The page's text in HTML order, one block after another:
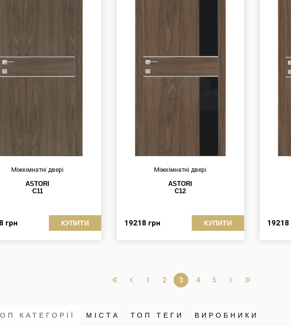
Міжкімнатні двері
ASTORI
C11
грн КУПИТИ
Міжкімнатні двері
ASTORI
C12
19218 грн КУПИТИ 19218
1 2 3 4 5
КАТЕГОРІЇ МІСТА ТОП ТЕГИ ВИРОБНИКИ